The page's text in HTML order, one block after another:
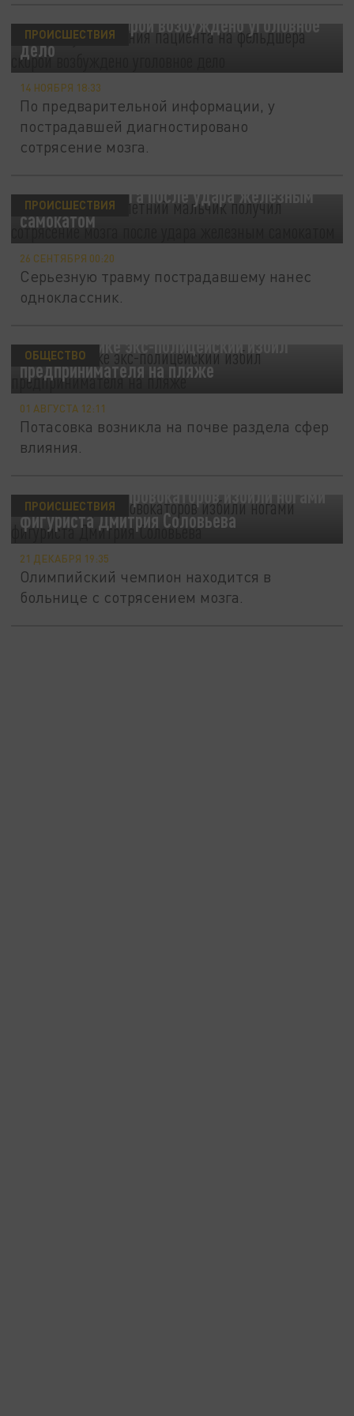
фельдшера скорой возбуждено уголовное
дело
ПРОИСШЕСТВИЯ
14 НОЯБРЯ 18:33
По предварительной информации, у
пострадавшей диагностировано
сотрясение мозга.
сотрясение мозга после удара железным
самокатом
ПРОИСШЕСТВИЯ
26 СЕНТЯБРЯ 00:20
Серьезную травму пострадавшему нанес
одноклассник.
В Геленджике экс-полицейский избил
предпринимателя на пляже
ОБЩЕСТВО
01 АВГУСТА 12:11
Потасовка возникла на почве раздела сфер
влияния.
В Москве трое провокаторов избили ногами
фигуриста Дмитрия Соловьева
ПРОИСШЕСТВИЯ
21 ДЕКАБРЯ 19:35
Олимпийский чемпион находится в
больнице с сотрясением мозга.